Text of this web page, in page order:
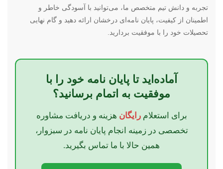
تجربه و دانش تیم متخصص ما، می‌توانید با آسودگی خاطر و
اطمینان از کیفیت، پایان نامه‌ای درخشان ارائه دهید و گام نهایی
تحصیلات خود را با موفقیت بردارید.
آماده‌اید تا پایان نامه خود را با
موفقیت به اتمام برسانید؟
برای استعلامرایگان هزینه و دریافت مشاوره
تخصصی در زمینه انجام پایان نامه در سبزوار،
همین حالا با ما تماس بگیرید.